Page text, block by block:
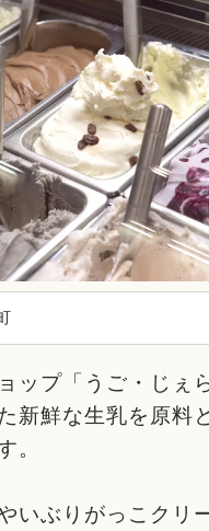
ップ「うご・じぇ
新鮮な生乳を原料
。
いぶりがっこクリ